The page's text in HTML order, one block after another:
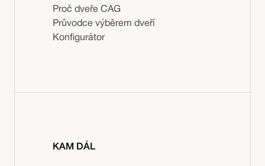
Proč dveře CAG
Průvodce výběrem dveří
Konfigurátor
KAM DÁL